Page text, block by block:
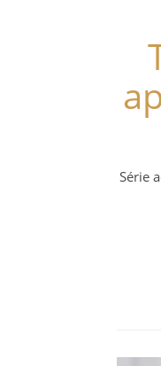
Série